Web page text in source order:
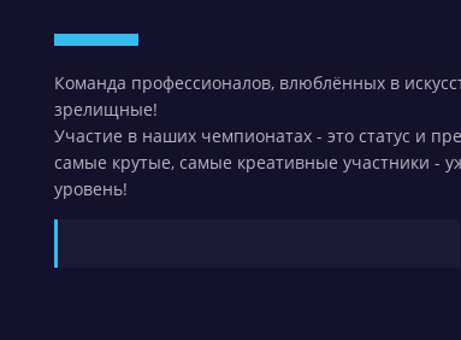
Команда профессионалов, влюблённых в
зрелищные!
Участие в наших чемпионатах - это статус и
самые крутые, самые креативные участники -
уровень!